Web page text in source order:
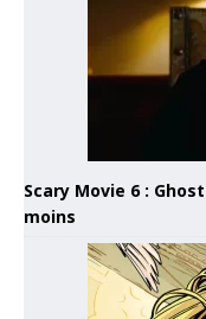
Scary Movie 6 :
moins